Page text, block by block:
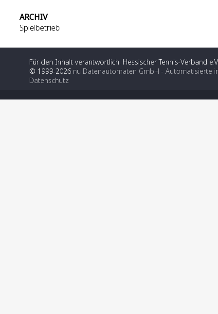
ARCHIV
Spielbetrieb
Für den Inhalt verantwortlich: Hessischer Tennis-Verband
© 1999-2026 nu Datenautomaten GmbH - Automatisierte
Datenschutz